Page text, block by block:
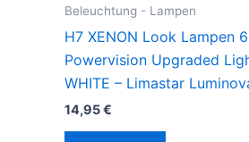
Beleuchtung - Lampen
H7 XENON Look Lampen
Powervision Upgraded
WHITE – Limastar
14,95€